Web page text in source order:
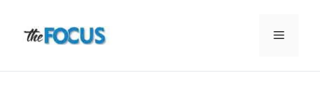
content
Menu